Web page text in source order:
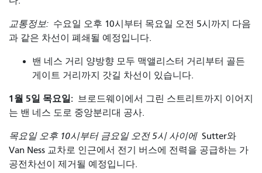
교통정보: 수요일 오후 10시부터 목요일 오전 5시까지 다음
과 같은 차선이 폐쇄될 예정입니다.
밴 네스 거리 양방향 모두 맥앨리스터 거리부터 골든
게이트 거리까지 갓길 차선이 있습니다.
1월 5일 목요일: 브로드웨이에서 그린 스트리트까지 이어지
는 밴 네스 도로 중앙분리대 공사.
목요일 오후 10시부터 금요일 오전 5시 사이에 Sutter와
Van Ness 교차로 인근에서 전기 버스에 전력을 공급하는 가
공전차선이 제거될 예정입니다.